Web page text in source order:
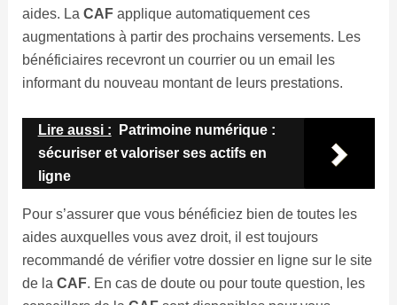
aides. La CAFapplique automatiquement ces
augmentations à partir des prochains versements. Les
bénéficiaires recevront un courrier ou un email les
informant du nouveau montant de leurs prestations.
Lire aussi :
Patrimoine numérique :
sécuriser et valoriser ses actifs en
ligne
Pour s’assurer que vous bénéficiez bien de toutes les
aides auxquelles vous avez droit, il est toujours
recommandé de vérifier votre dossier en ligne sur le site
de la CAF. En cas de doute ou pour toute question, les